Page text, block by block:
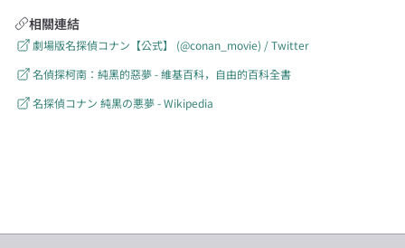
相關連結
劇場版名探偵コナン【公式】 (@conan_movie) / Twitter
名偵探柯南：純黑的惡夢 - 維基百科，自由的百科全書
名探偵コナン 純黒の悪夢 - Wikipedia